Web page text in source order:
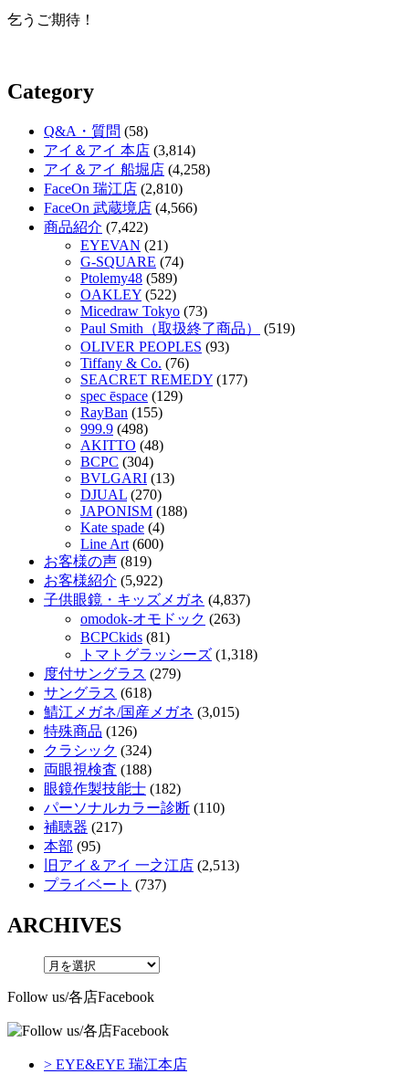
乞うご期待！
Category
Q&A・質問 (58)
アイ＆アイ 本店 (3,814)
アイ＆アイ 船堀店 (4,258)
FaceOn 瑞江店 (2,810)
FaceOn 武蔵境店 (4,566)
商品紹介 (7,422)
EYEVAN (21)
G-SQUARE (74)
Ptolemy48 (589)
OAKLEY (522)
Micedraw Tokyo (73)
Paul Smith（取扱終了商品）
(519)
OLIVER PEOPLES (93)
Tiffany & Co. (76)
SEACRET REMEDY (177)
spec ēspace (129)
RayBan (155)
999.9 (498)
AKITTO (48)
BCPC (304)
BVLGARI (13)
DJUAL (270)
JAPONISM (188)
Kate spade (4)
Line Art (600)
お客様の声 (819)
お客様紹介 (5,922)
子供眼鏡・キッズメガネ (4,837)
omodok-オモドック (263)
BCPCkids (81)
トマトグラッシーズ (1,318)
度付サングラス (279)
サングラス (618)
鯖江メガネ/国産メガネ (3,015)
特殊商品 (126)
クラシック (324)
両眼視検査 (188)
眼鏡作製技能士 (182)
パーソナルカラー診断 (110)
補聴器 (217)
本部 (95)
旧アイ＆アイ 一之江店 (2,513)
プライベート (737)
ARCHIVES
Follow us/各店Facebook
> EYE&EYE 瑞江本店